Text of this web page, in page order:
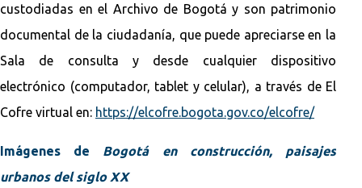
custodiadas en el Archivo de Bogotá y son patrimonio
documental de la ciudadanía, que puede apreciarse en la
Sala de consulta y desde cualquier dispositivo
electrónico (computador, tablet y celular), a través de El
Cofre virtual en: https://elcofre.bogota.gov.co/elcofre/
Imágenes de Bogotá en construcción, paisajes
urbanos del siglo XX